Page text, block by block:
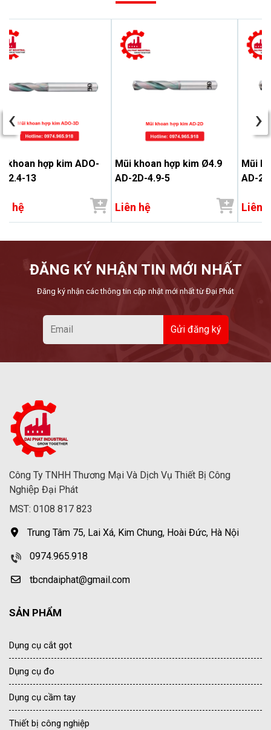
khoan hợp kim ADO-
12.4-13
hệ
Mũi khoan hợp kim Ø4.9
AD-2D-4.9-5
Liên hệ
Mũi
AD-
Liên
‹ ›
ĐĂNG KÝ NHẬN TIN MỚI NHẤT
Đăng ký nhận các thông tin cập nhật mới nhất từ Đại Phát
Công Ty TNHH Thương Mại Và Dịch Vụ Thiết Bị Công
Nghiệp Đại Phát
MST: 0108 817 823
Trung Tâm 75, Lai Xá, Kim Chung, Hoài Đức, Hà Nội
0974.965.918
tbcndaiphat@gmail.com
SẢN PHẨM
Dụng cụ cắt gọt
Dụng cụ đo
Dụng cụ cầm tay
Thiết bị công nghiệp